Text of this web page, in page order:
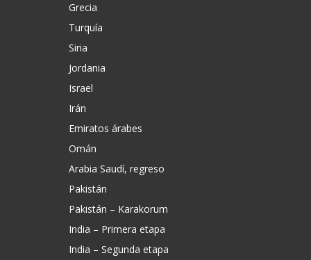
Grecia
Turquía
Siria
Jordania
Israel
Irán
Emiratos árabes
Omán
Arabia Saudí, regreso
Pakistán
Pakistán – Karakorum
India – Primera etapa
India – Segunda etapa